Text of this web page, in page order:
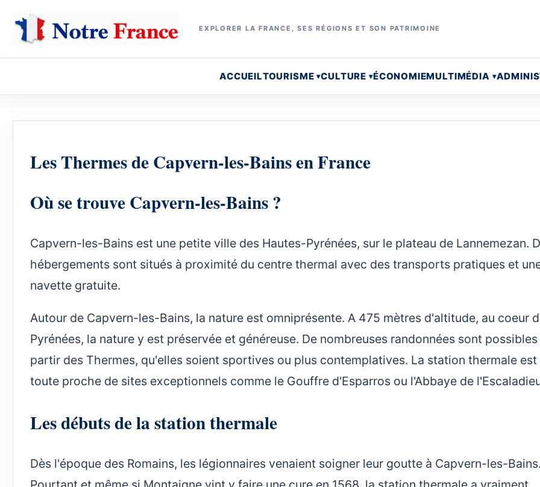
EXPLORER LA FRANCE, SES RÉGIONS ET SON PATRIMOINE
ACCUEILTOURISME CULTURE ÉCONOMIEMULTIMÉDIA
Les Thermes de Capvern-les-Bains en France
Où se trouve Capvern-les-Bains ?
Capvern-les-Bains est une petite ville des Hautes-Pyrénées, sur le plateau de Lannemezan.
hébergements sont situés à proximité du centre thermal avec des transports pratiques et
navette gratuite.
Autour de Capvern-les-Bains, la nature est omniprésente. A 475 mètres d'altitude, au coeur
Pyrénées, la nature y est préservée et généreuse. De nombreuses randonnées sont possibles
partir des Thermes, qu'elles soient sportives ou plus contemplatives. La station thermale est
toute proche de sites exceptionnels comme le Gouffre d'Esparros ou l'Abbaye de
Les débuts de la station thermale
Dès l'époque des Romains, les légionnaires venaient soigner leur goutte à Capvern-les-